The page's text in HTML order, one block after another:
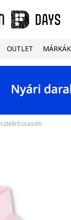
OUTLET MÁRKÁK